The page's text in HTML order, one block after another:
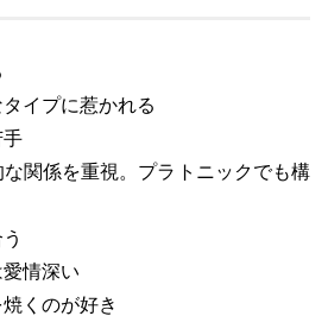
イプに惹かれる
手
な関係を重視。プラトニックでも構
愛情深い
くのが好き